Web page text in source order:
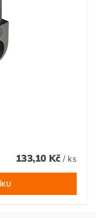
133,10 Kč / ks